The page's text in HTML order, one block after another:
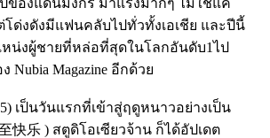
โด่งดังมีแฟนคลับไปทั่วทั้งเอเชีย และปีนี้
หน่งผู้ชายที่หล่อที่สุดในโลกอันดับ1ไป
Nubia Magazine อีกด้วย
เป็นวันแรกที่เข้าสู่ฤดูหนาวอย่างเป็น
快乐 ​​​) สตูดิโอเซียวจ้าน ก็ได้อัปเดต